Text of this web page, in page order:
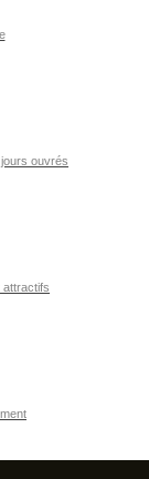
ouvrés
attractifs